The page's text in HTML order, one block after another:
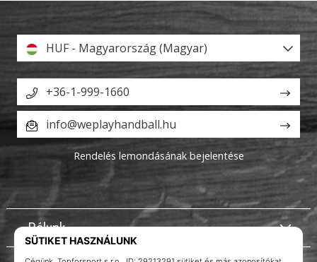
Rólunk
HUF - Magyarország (Magyar)
+36-1-999-1660
info@weplayhandball.hu
Rendelés lemondásának bejelentése